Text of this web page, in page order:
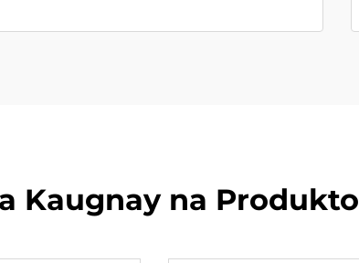
Kaugnay na Produkto